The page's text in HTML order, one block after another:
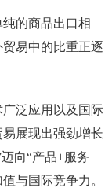
的商品出口相
易中的比重正逐
泛应用以及国际
展现出强劲增长
向“产品+服务
与国际竞争力。